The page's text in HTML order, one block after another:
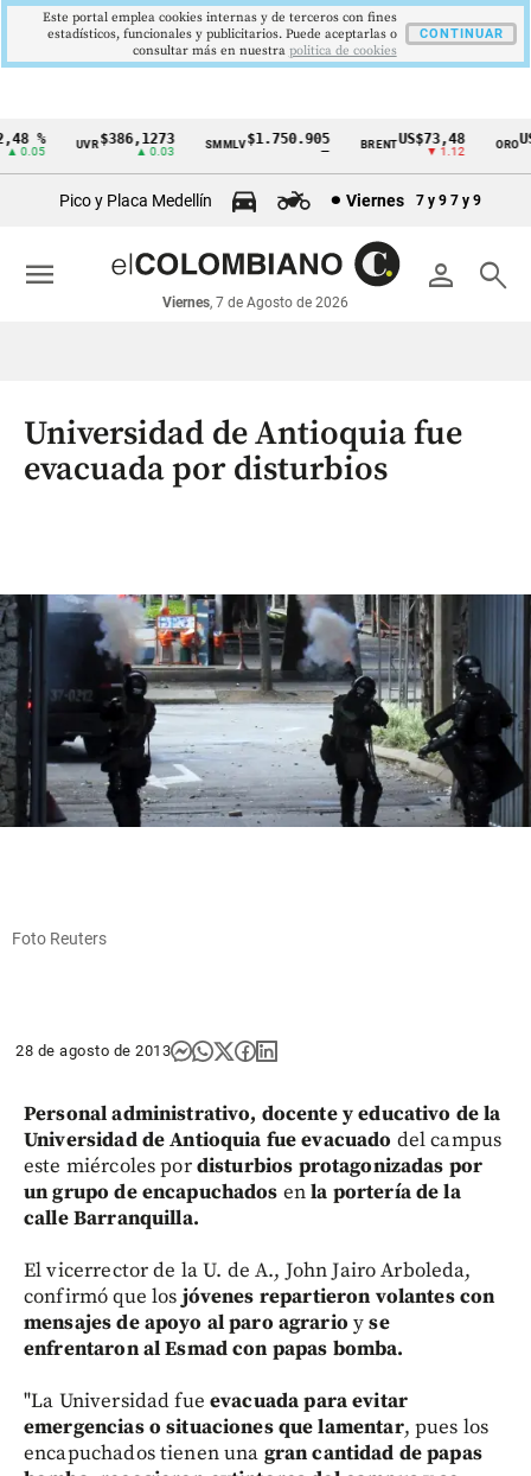
Cintillo
económicos
Colombia
% UVR$386,1273
▲ 0.03
SMMLV$1.750.905 BRENTUS$73,48
▼ 1.12
ORO
Pico y Placa Medellín Viernes 7 y 9 7 y 9
person search
Viernes, 7 de Agosto de 2026
menu
Universidad de Antioquia fue
evacuada por disturbios
Foto Reuters
28 de agosto de 2013
Personal administrativo, docente y educativo de la
Universidad de Antioquia fue evacuado del campus
este miércoles pordisturbios protagonizadas por
un grupo de encapuchados enla portería de la
calle Barranquilla.
El vicerrector de la U. de A., John Jairo Arboleda,
confirmó que los jóvenes repartieron volantes con
mensajes de apoyo al paro agrario yse
enfrentaron al Esmad con papas bomba.
"La Universidad fue evacuada para evitar
emergencias o situaciones que lamentar, pues los
encapuchados tienen una gran cantidad de papas
Este portal emplea cookies internas y de terceros con fines
estadísticos, funcionales y publicitarios. Puede aceptarlas o
consultar más en nuestra politica de cookies
CONTINUAR